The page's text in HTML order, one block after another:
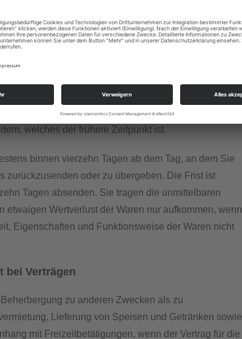
Kosten, die sich daraus ergeben, dass Sie eine
Standardlieferung gewählt haben), unverzüglich
an dem die Mitteilung über Ihren Widerruf
verwenden wir dasselbe Zahlungsmittel, das Sie
denn, mit Ihnen wurde ausdrücklich etwas anderes
Entgelte berechnet. Wir können die
haben oder bis Sie den Nachweis erbracht
welches der frühere Zeitpunkt ist.
binnen vierzehn Tagen ab dem Tag, an dem Sie
zurückzusenden oder zu übergeben. Die Frist ist
Tagen absenden. Sie tragen die unmittelbaren
etwaigen Wertverlust der Waren nur aufkommen, wenn
Eigenschaften und Funktionsweise der Waren nicht
bei Verträgen
zu anderen Zwecken als zu
Lieferung von Speisen und Getränken sowie
mit Freizeitbetätigungen, wenn der Vertrag für die